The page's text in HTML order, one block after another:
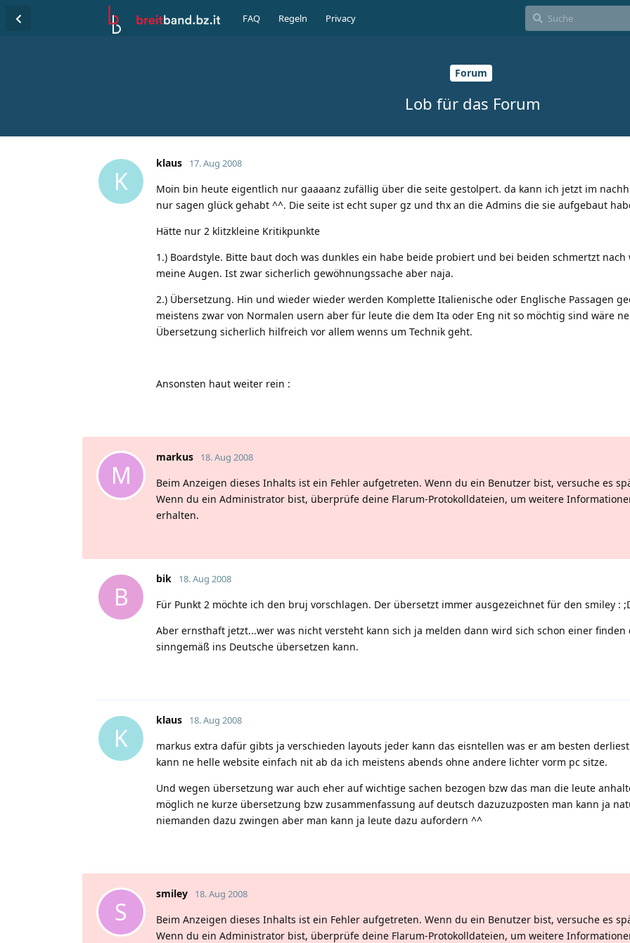
FAQ Regeln Privacy
Forum
Lob für das Forum
K
klaus 17. Aug 2008
Moin bin heute eigentlich nur gaaaanz zufällig über die seite gestolpert. da kann ich jetzt im
nur sagen glück gehabt ^^. Die seite ist echt super gz und thx an die Admins die sie aufgebaut
Hätte nur 2 klitzkleine Kritikpunkte
1.) Boardstyle. Bitte baut doch was dunkles ein habe beide probiert und bei beiden schmertzt nach
meine Augen. Ist zwar sicherlich gewöhnungssache aber naja.
2.) Übersetzung. Hin und wieder wieder werden Komplette Italienische oder Englische Passagen
meistens zwar von Normalen usern aber für leute die dem Ita oder Eng nit so möchtig sind wäre ne
Übersetzung sicherlich hilfreich vor allem wenns um Technik geht.
Ansonsten haut weiter rein :
M
markus 18. Aug 2008
Beim Anzeigen dieses Inhalts ist ein Fehler aufgetreten. Wenn du ein Benutzer bist, versuche es
Wenn du ein Administrator bist, überprüfe deine Flarum-Protokolldateien, um weitere
erhalten.
B
bik 18. Aug 2008
Für Punkt 2 möchte ich den bruj vorschlagen. Der übersetzt immer ausgezeichnet für den smiley :
Aber ernsthaft jetzt...wer was nicht versteht kann sich ja melden dann wird sich schon einer finden
sinngemäß ins Deutsche übersetzen kann.
K
klaus 18. Aug 2008
markus extra dafür gibts ja verschieden layouts jeder kann das eisntellen was er am besten
kann ne helle website einfach nit ab da ich meistens abends ohne andere lichter vorm pc sitze.
Und wegen übersetzung war auch eher auf wichtige sachen bezogen bzw das man die leute
möglich ne kurze übersetzung bzw zusammenfassung auf deutsch dazuzuzposten man kann ja
niemanden dazu zwingen aber man kann ja leute dazu aufordern ^^
S
smiley 18. Aug 2008
Beim Anzeigen dieses Inhalts ist ein Fehler aufgetreten. Wenn du ein Benutzer bist, versuche es
Wenn du ein Administrator bist, überprüfe deine Flarum-Protokolldateien, um weitere